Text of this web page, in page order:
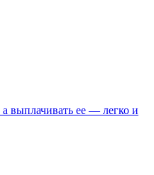
выплачивать ее — легко и